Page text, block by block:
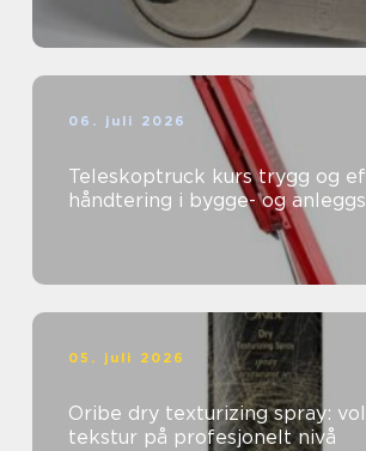
06. juli 2026
Teleskoptruck kurs trygg og effektiv
håndtering i bygge- og
05. juli 2026
Oribe dry texturizing spray:
tekstur på profesjonelt nivå